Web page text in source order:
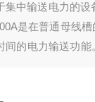
集中输送电力的设
是在普通母线
间的电力输送功